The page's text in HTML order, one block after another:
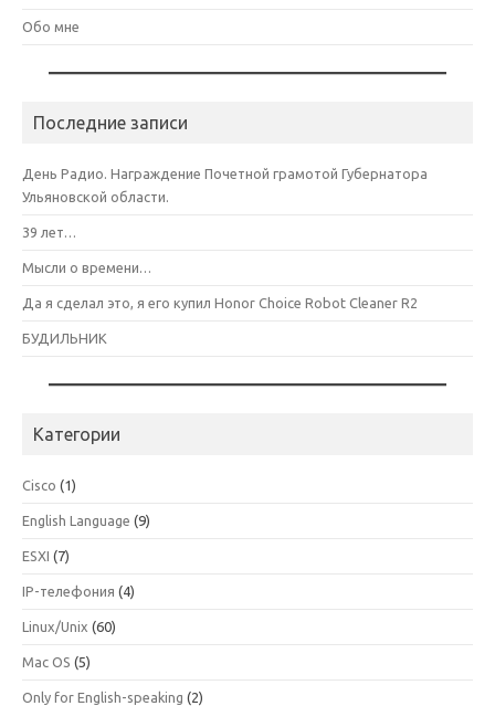
Обо мне
Последние записи
День Радио. Награждение Почетной грамотой Губернатора
Ульяновской области.
39 лет…
Мысли о времени…
Да я сделал это, я его купил Honor Choice Robot Cleaner R2
БУДИЛЬНИК
Категории
Cisco (1)
English Language (9)
ESXI (7)
IP-телефония (4)
Linux/Unix (60)
Mac OS (5)
Only for English-speaking (2)